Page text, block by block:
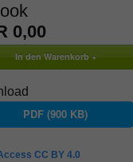
0,00
PDF (900 KB)
CC BY 4.0